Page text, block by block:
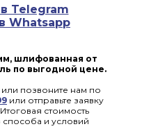
Telegram
Whatsapp
шлифованная от
по выгодной цене.
или позвоните нам по
или отправьте заявку
стоимость
и условий